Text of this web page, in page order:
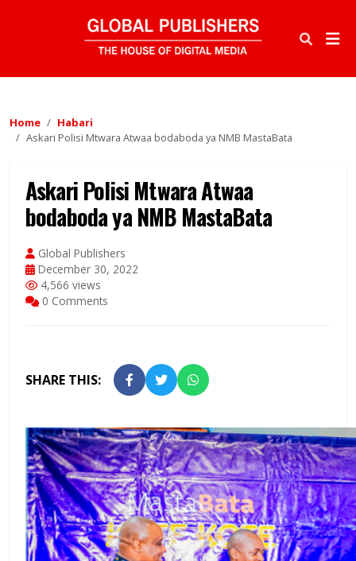
Home
Habari
Askari Polisi Mtwara Atwaa bodaboda ya NMB MastaBata
Askari Polisi Mtwara Atwaa
bodaboda ya NMB MastaBata
Global Publishers
December 30, 2022
4,566 views
0 Comments
SHARE THIS: